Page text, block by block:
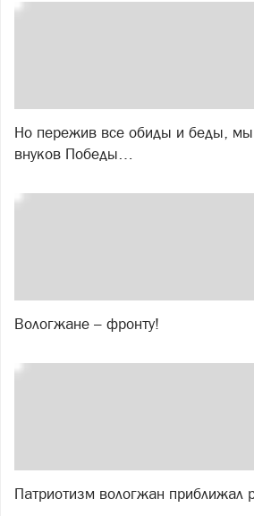
Но пережив все обиды и беды,
внуков Победы…
Вологжане – фронту!
Патриотизм вологжан приближал